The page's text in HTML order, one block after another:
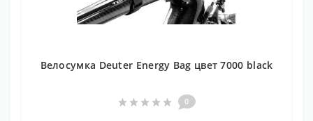
Велосумка Deuter Energy Bag цвет 7000 black
0